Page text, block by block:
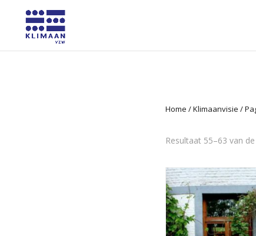
Home /Klimaanvisie /
Resultaat 55–63 van